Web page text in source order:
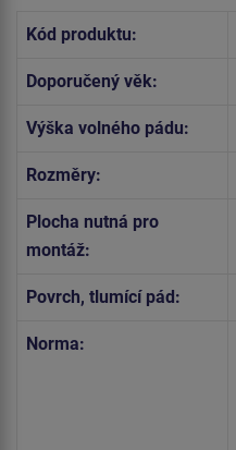
Kód produktu:
Doporučený věk:
Výška volného pádu:
Rozměry:
Plocha nutná pro
montáž:
Povrch, tlumící pád:
Norma: